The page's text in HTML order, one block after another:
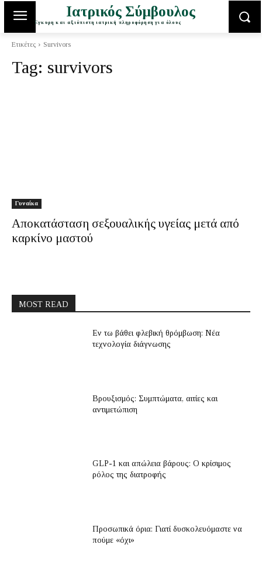
Ιατρικός Σύμβουλος
Έγκυρη και αξιόπιστη ιατρική πληροφόρηση για όλους
Ετικέτες Survivors
Tag: survivors
Γυναίκα
Αποκατάσταση σεξουαλικής υγείας μετά από
καρκίνο μαστού
MOST READ
Εν τω βάθει φλεβική θρόμβωση: Νέα
τεχνολογία διάγνωσης
Βρουξισμός: Συμπτώματα, αιτίες και
αντιμετώπιση
GLP-1 και απώλεια βάρους: Ο κρίσιμος
ρόλος της διατροφής
Προσωπικά όρια: Γιατί δυσκολευόμαστε να
πούμε «όχι»